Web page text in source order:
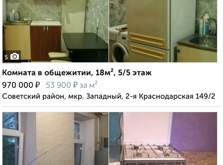
5
Комната в общежитии, 18м², 5/5 этаж
970 000 ₽ 53 900 ₽ за м²
Советский район, мкр. Западный, 2-я Краснодарская 149/2